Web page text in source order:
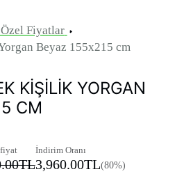
Fiyatlar
Beyaz 155x215 cm
KIŞILIK YORGAN
CM
İndirim Oranı
3,960.00TL(80%)